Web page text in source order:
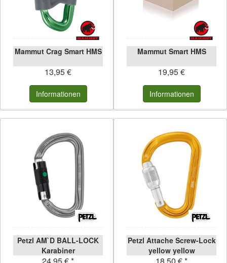
Mammut Crag Smart HMS
13,95 €
Informationen
Mammut Smart HMS
19,95 €
Informationen
Petzl AM`D BALL-LOCK
Karabiner
Petzl Attache Screw-Lock
yellow yellow